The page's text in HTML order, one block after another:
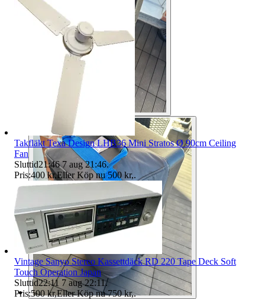
Takfläkt Texa Design LHB36 Mini Stratos Ø 90cm Ceiling
Fan
Sluttid21:46 7 aug 21:46.
Pris:400 kr,Eller Köp nu 500 kr,.
Vintage Sanyo Stereo Kassettdäck RD 220 Tape Deck Soft
Touch Operation Japan
Sluttid22:11 7 aug 22:11.
Pris:500 kr,Eller Köp nu 750 kr,.